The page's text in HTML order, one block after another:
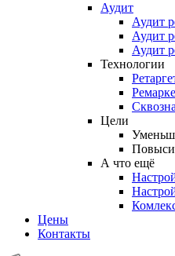
Аудит
Аудит
Аудит
Аудит
Технологии
Цели
А что ещё
Цены
Контакты